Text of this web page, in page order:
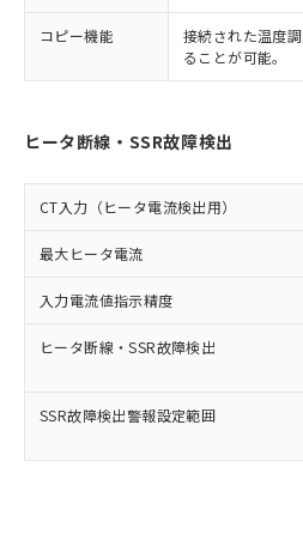
コピー機能
接続された温度
ることが可能。
ヒータ断線・SSR故障検出
CT入力（ヒータ電流検出用）
最大ヒータ電流
入力電流値指示精度
ヒータ断線・SSR故障検出
SSR故障検出警報設定範囲